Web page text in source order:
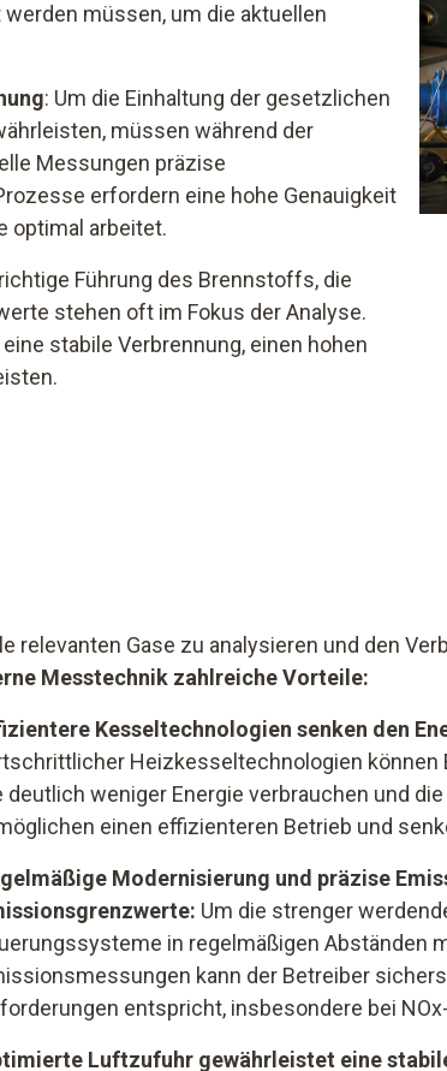
müssen, um die aktuellen
: Um die Einhaltung der gesetzlichen
müssen während der
Messungen präzise
erfordern eine hohe Genauigkeit
optimal arbeitet.
Führung des Brennstoffs, die
stehen oft im Fokus der Analyse.
stabile Verbrennung, einen hohen
relevanten Gase zu analysieren und den
Messtechnik zahlreiche Vorteile:
Kesseltechnologien senken den
Heizkesseltechnologien können
deutlich weniger Energie verbrauchen und
einen effizienteren Betrieb und
Modernisierung und präzise
Um die strenger
in regelmäßigen Abständen
kann der Betreiber
entspricht, insbesondere bei
Luftzufuhr gewährleistet eine